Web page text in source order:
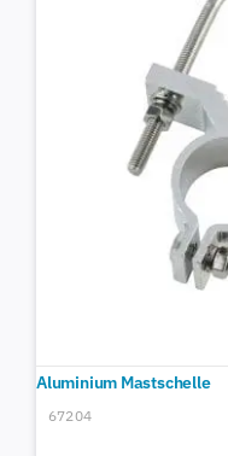
Aluminium Mastschelle
67204